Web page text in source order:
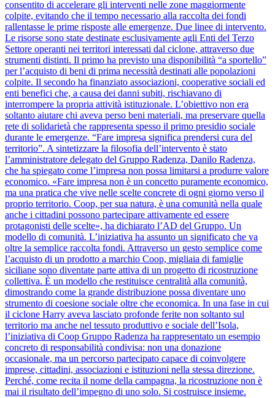
consentito di accelerare gli interventi nelle zone maggiormente
colpite, evitando che il tempo necessario alla raccolta dei fondi
rallentasse le prime risposte alle emergenze. Due linee di intervento.
Le risorse sono state destinate esclusivamente agli Enti del Terzo
Settore operanti nei territori interessati dal ciclone, attraverso due
strumenti distinti. Il primo ha previsto una disponibilità “a sportello”
per l’acquisto di beni di prima necessità destinati alle popolazioni
colpite. Il secondo ha finanziato associazioni, cooperative sociali ed
enti benefici che, a causa dei danni subiti, rischiavano di
interrompere la propria attività istituzionale. L’obiettivo non era
soltanto aiutare chi aveva perso beni materiali, ma preservare quella
rete di solidarietà che rappresenta spesso il primo presidio sociale
durante le emergenze. “Fare impresa significa prendersi cura del
territorio”. A sintetizzare la filosofia dell’intervento è stato
l’amministratore delegato del Gruppo Radenza, Danilo Radenza,
che ha spiegato come l’impresa non possa limitarsi a produrre valore
economico. «Fare impresa non è un concetto puramente economico,
ma una pratica che vive nelle scelte concrete di ogni giorno verso il
proprio territorio. Coop, per sua natura, è una comunità nella quale
anche i cittadini possono partecipare attivamente ed essere
protagonisti delle scelte», ha dichiarato l’AD del Gruppo. Un
modello di comunità. L’iniziativa ha assunto un significato che va
oltre la semplice raccolta fondi. Attraverso un gesto semplice come
l’acquisto di un prodotto a marchio Coop, migliaia di famiglie
siciliane sono diventate parte attiva di un progetto di ricostruzione
collettiva. È un modello che restituisce centralità alla comunità,
dimostrando come la grande distribuzione possa diventare uno
strumento di coesione sociale oltre che economica. In una fase in cui
il ciclone Harry aveva lasciato profonde ferite non soltanto sul
territorio ma anche nel tessuto produttivo e sociale dell’Isola,
l’iniziativa di Coop Gruppo Radenza ha rappresentato un esempio
concreto di responsabilità condivisa: non una donazione
occasionale, ma un percorso partecipato capace di coinvolgere
imprese, cittadini, associazioni e istituzioni nella stessa direzione.
Perché, come recita il nome della campagna, la ricostruzione non è
mai il risultato dell’impegno di uno solo. Si costruisce insieme.